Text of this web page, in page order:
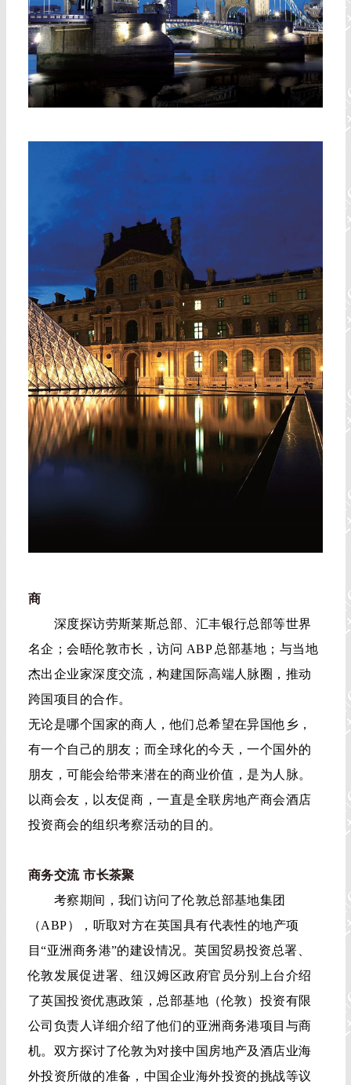
商
深度探访劳斯莱斯总部、汇丰银行总部等世界
名企；会晤伦敦市长，访问 ABP 总部基地；与当地
杰出企业家深度交流，构建国际高端人脉圈，推动
跨国项目的合作。
无论是哪个国家的商人，他们总希望在异国他乡，
有一个自己的朋友；而全球化的今天，一个国外的
朋友，可能会给带来潜在的商业价值，是为人脉。
以商会友，以友促商，一直是全联房地产商会酒店
投资商会的组织考察活动的目的。
商务交流 市长茶聚
考察期间，我们访问了伦敦总部基地集团
（ABP），听取对方在英国具有代表性的地产项
目“亚洲商务港”的建设情况。英国贸易投资总署、
伦敦发展促进署、纽汉姆区政府官员分别上台介绍
了英国投资优惠政策，总部基地（伦敦）投资有限
公司负责人详细介绍了他们的亚洲商务港项目与商
机。双方探讨了伦敦为对接中国房地产及酒店业海
外投资所做的准备，中国企业海外投资的挑战等议